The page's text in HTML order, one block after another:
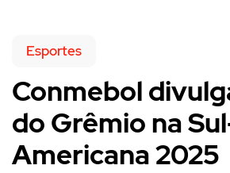
Esportes
Conmebol
do Grêmio na
Americana 2025